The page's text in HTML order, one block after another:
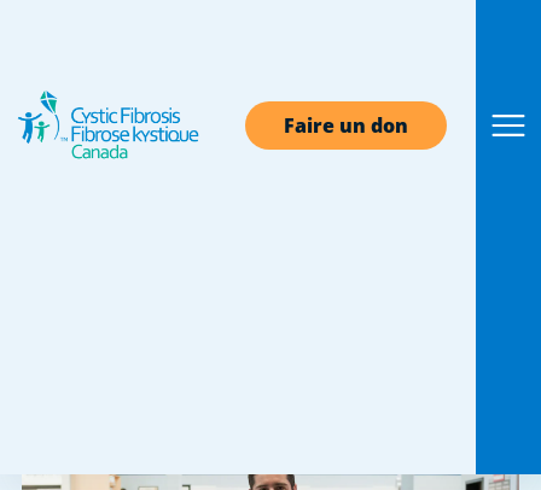
Faire un don
professionnels des soins de la FK du Canada
pour appuyer l’excellence en matière de soins
cliniques de la FK. Vous trouverez ici des